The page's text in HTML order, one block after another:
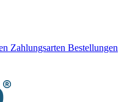
Zahlungsarten Bestellungen